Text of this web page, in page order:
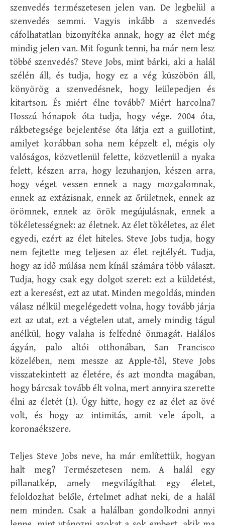
szenvedés természetesen jelen van. De legbelül a
szenvedés semmi. Vagyis inkább a szenvedés
cáfolhatatlan bizonyítéka annak, hogy az élet még
mindig jelen van. Mit fogunk tenni, ha már nem lesz
többé szenvedés? Steve Jobs, mint bárki, aki a halál
szélén áll, és tudja, hogy ez a vég küszöbön áll,
könyörög a szenvedésnek, hogy leülepedjen és
kitartson. És miért élne tovább? Miért harcolna?
Hosszú hónapok óta tudja, hogy vége. 2004 óta,
rákbetegsége bejelentése óta látja ezt a guillotint,
amilyet korábban soha nem képzelt el, mégis oly
valóságos, közvetlenül felette, közvetlenül a nyaka
felett, készen arra, hogy lezuhanjon, készen arra,
hogy véget vessen ennek a nagy mozgalomnak,
ennek az extázisnak, ennek az őrületnek, ennek az
örömnek, ennek az örök megújulásnak, ennek a
tökéletességnek: az életnek. Az élet tökéletes, az élet
egyedi, ezért az élet hiteles. Steve Jobs tudja, hogy
nem fejtette meg teljesen az élet rejtélyét. Tudja,
hogy az idő múlása nem kínál számára több választ.
Tudja, hogy csak egy dolgot szeret: ezt a küldetést,
ezt a keresést, ezt az utat. Minden megoldás, minden
válasz nélkül megelégedett volna, hogy tovább járja
ezt az utat, ezt a végtelen utat, amely mindig tágul
anélkül, hogy valaha is felfedné önmagát. Halálos
ágyán, palo altói otthonában, San Francisco
közelében, nem messze az Apple-től, Steve Jobs
visszatekintett az életére, és azt mondta magában,
hogy bárcsak tovább élt volna, mert annyira szerette
élni az életét (1). Úgy hitte, hogy ez az élet az övé
volt, és hogy az intimitás, amit vele ápolt, a
koronaékszere.
Teljes Steve Jobs neve, ha már említettük, hogyan
halt meg? Természetesen nem. A halál egy
pillanatkép, amely megvilágíthat egy életet,
feloldozhat belőle, értelmet adhat neki, de a halál
nem minden. Csak a halálban gondolkodni annyi